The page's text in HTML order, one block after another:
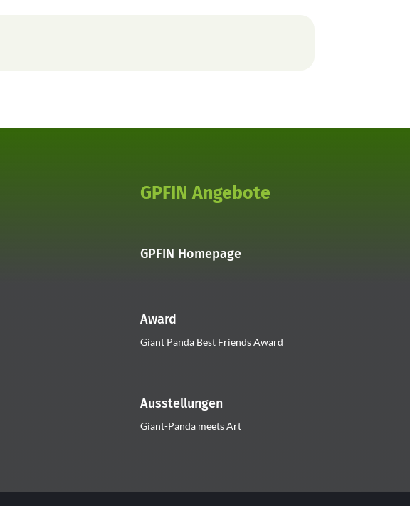
GPFIN Angebote
GPFIN Homepage
Award
Giant Panda Best Friends Award
Ausstellungen
Giant-Panda meets Art